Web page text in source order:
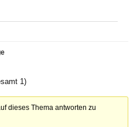
1)
dieses Thema antworten zu